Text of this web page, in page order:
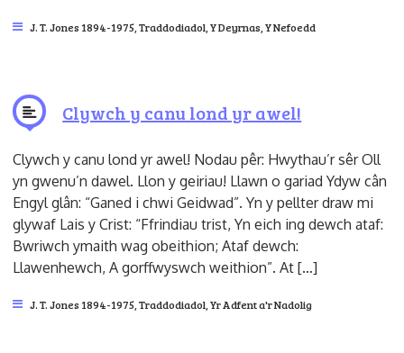
J. T. Jones 1894-1975 Traddodiadol Y Deyrnas Y Nefoedd
Clywch y canu lond yr awel!
Clywch y canu lond yr awel! Nodau pêr: Hwythau’r sêr Oll
yn gwenu’n dawel. Llon y geiriau! Llawn o gariad Ydyw cân
Engyl glân: “Ganed i chwi Geidwad”. Yn y pellter draw mi
glywaf Lais y Crist: “Ffrindiau trist, Yn eich ing dewch ataf:
Bwriwch ymaith wag obeithion; Ataf dewch:
Llawenhewch, A gorffwyswch weithion”. At […]
J. T. Jones 1894-1975 Traddodiadol Yr Adfent a'r Nadolig